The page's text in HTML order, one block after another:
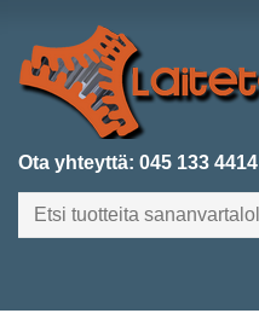
Ota yhteyttä: 045 133 4414